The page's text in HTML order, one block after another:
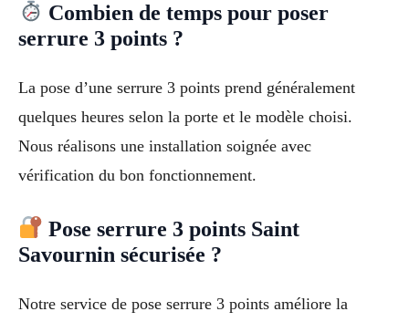
Combien de temps pour poser
serrure 3 points ?
La pose d’une serrure 3 points prend généralement
quelques heures selon la porte et le modèle choisi.
Nous réalisons une installation soignée avec
vérification du bon fonctionnement.
Pose serrure 3 points Saint
Savournin sécurisée ?
Notre service de pose serrure 3 points améliore la